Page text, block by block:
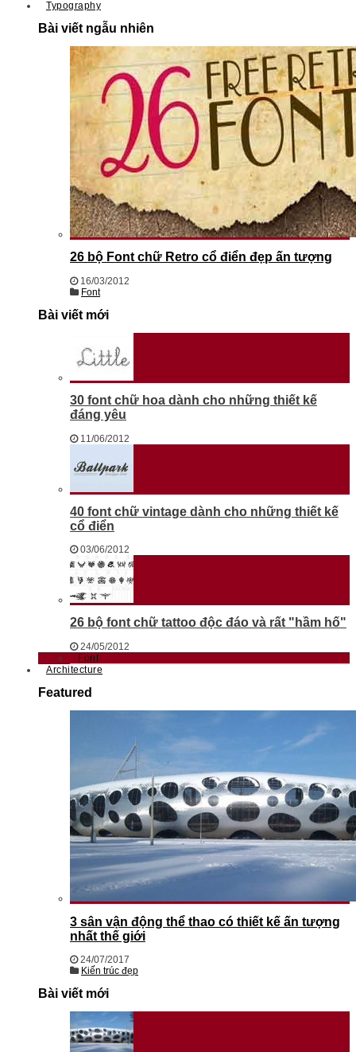
Typography
Bài viết ngẫu nhiên
26 bộ Font chữ Retro cổ điển đẹp ấn tượng
16/03/2012
Font
Bài viết mới
30 font chữ hoa dành cho những thiết kế
đáng yêu
11/06/2012
40 font chữ vintage dành cho những thiết kế
cổ điển
03/06/2012
26 bộ font chữ tattoo độc đáo và rất "hầm hố"
24/05/2012
Font
Architecture
Featured
3 sân vận động thể thao có thiết kế ấn tượng
nhất thế giới
24/07/2017
Kiến trúc đẹp
Bài viết mới